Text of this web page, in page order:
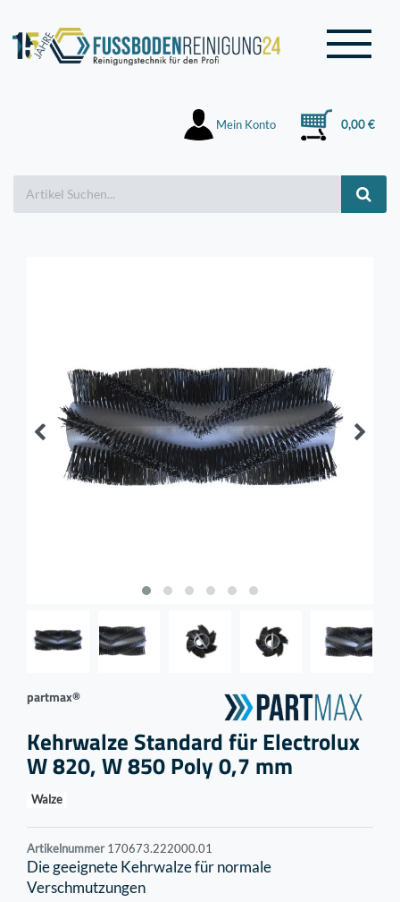
Mein Konto 0,00 €
partmax®
Kehrwalze Standard für Electrolux
W 820, W 850 Poly 0,7 mm
Walze
Artikelnummer170673.222000.01
Die geeignete Kehrwalze für normale
Verschmutzungen